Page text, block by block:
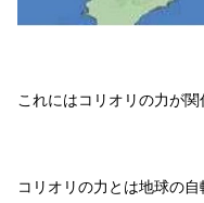
これにはコリオリの力が関
コリオリの力とは地球の